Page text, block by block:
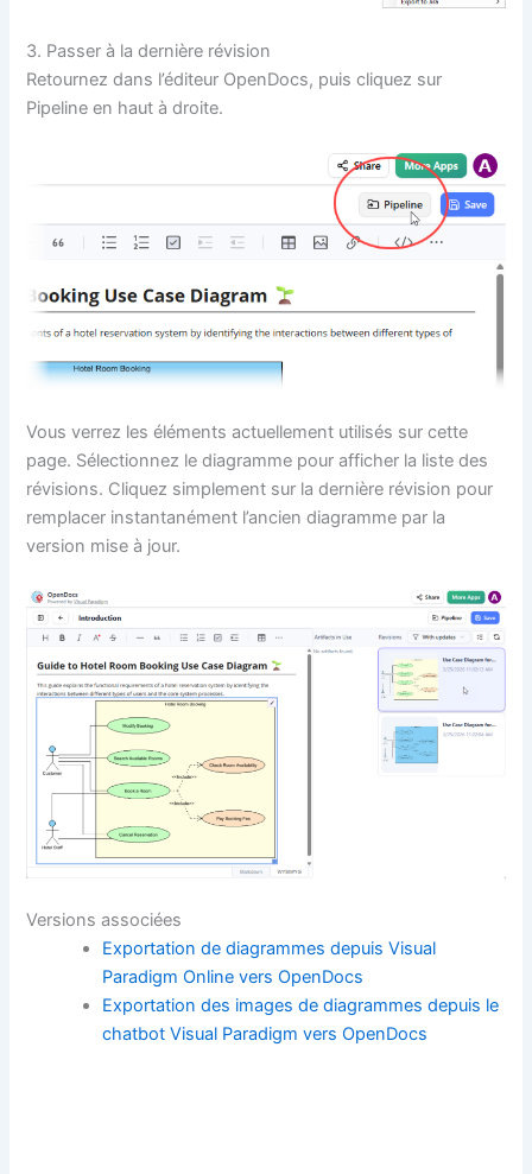
3. Passer à la dernière révision
Retournez dans l’éditeur OpenDocs, puis cliquez sur
Pipeline en haut à droite.
Vous verrez les éléments actuellement utilisés sur cette
page. Sélectionnez le diagramme pour afficher la liste des
révisions. Cliquez simplement sur la dernière révision pour
remplacer instantanément l’ancien diagramme par la
version mise à jour.
Versions associées
Exportation de diagrammes depuis Visual
Paradigm Online vers OpenDocs
Exportation des images de diagrammes depuis le
chatbot Visual Paradigm vers OpenDocs